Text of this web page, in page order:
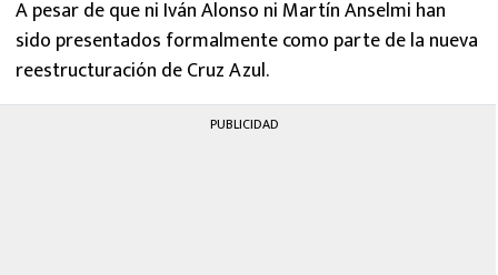
A pesar de que ni Iván Alonso ni Martín Anselmi han
sido presentados formalmente como parte de la nueva
reestructuración de Cruz Azul.
PUBLICIDAD